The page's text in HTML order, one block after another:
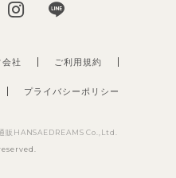
社
プライバシーポリシー
ご利用規約
販HANSAEDREAMS Co.,Ltd.